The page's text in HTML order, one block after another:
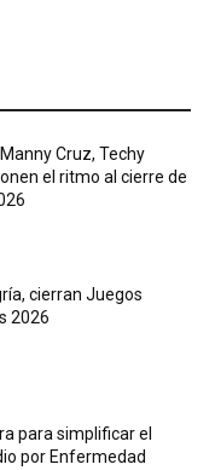
Cruz, Techy
el ritmo al cierre de
cierran Juegos
2026
para simplificar el
por Enfermedad